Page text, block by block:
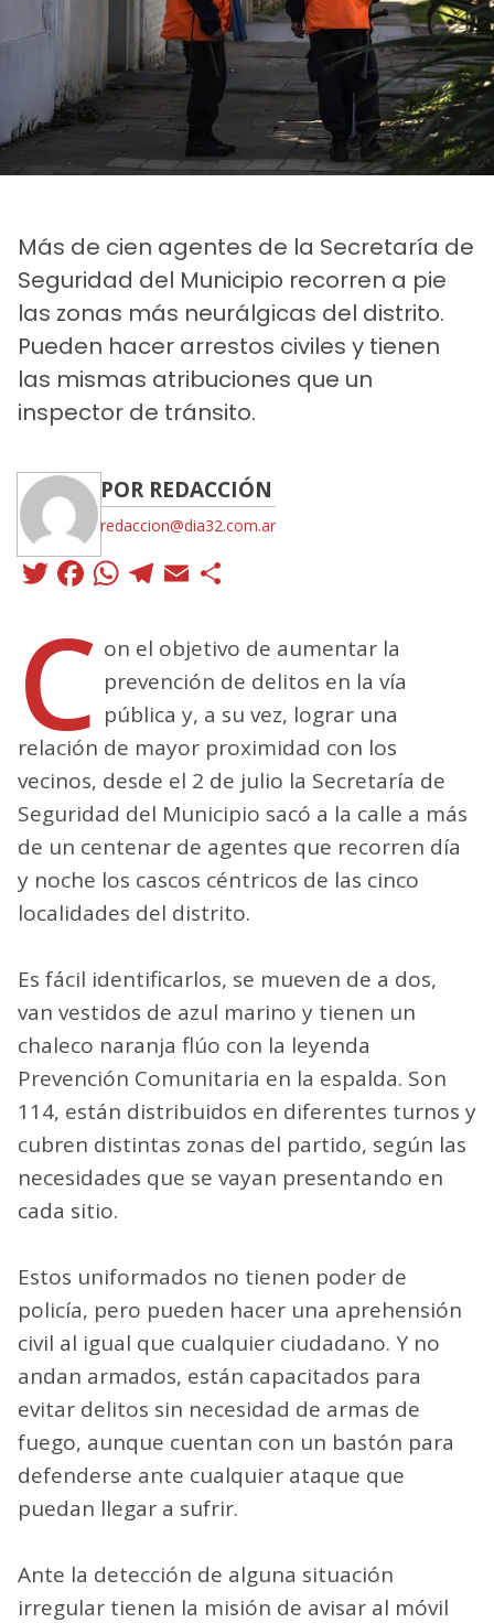
Más de cien agentes de la Secretaría de
Seguridad del Municipio recorren a pie
las zonas más neurálgicas del distrito.
Pueden hacer arrestos civiles y tienen
las mismas atribuciones que un
inspector de tránsito.
POR REDACCIÓN
redaccion@dia32.com.ar
Twitter
Facebook
WhatsApp
Telegram
Email
C on el objetivo de aumentar la
prevención de delitos en la vía
pública y, a su vez, lograr una
relación de mayor proximidad con los
vecinos, desde el 2 de julio la Secretaría de
Seguridad del Municipio sacó a la calle a más
de un centenar de agentes que recorren día
y noche los cascos céntricos de las cinco
localidades del distrito.
Es fácil identificarlos, se mueven de a dos,
van vestidos de azul marino y tienen un
chaleco naranja flúo con la leyenda
Prevención Comunitaria en la espalda. Son
114, están distribuidos en diferentes turnos y
cubren distintas zonas del partido, según las
necesidades que se vayan presentando en
cada sitio.
Estos uniformados no tienen poder de
policía, pero pueden hacer una aprehensión
civil al igual que cualquier ciudadano. Y no
andan armados, están capacitados para
evitar delitos sin necesidad de armas de
fuego, aunque cuentan con un bastón para
defenderse ante cualquier ataque que
puedan llegar a sufrir.
Ante la detección de alguna situación
irregular tienen la misión de avisar al móvil